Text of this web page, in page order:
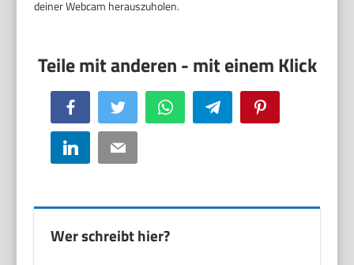
deiner Webcam herauszuholen.
Facebook Twitter WhatsApp Telegram
LinkedIn Email
Wer schreibt hier?